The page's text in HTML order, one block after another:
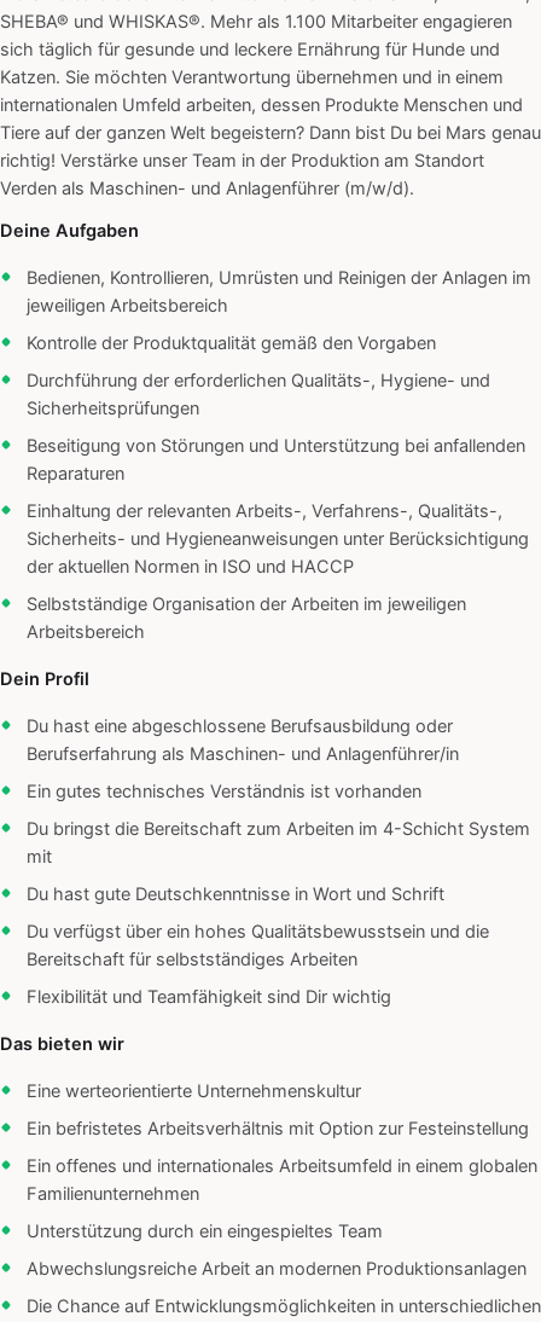
SHEBA® und WHISKAS®. Mehr als 1.100 Mitarbeiter engagieren
sich täglich für gesunde und leckere Ernährung für Hunde und
Katzen. Sie möchten Verantwortung übernehmen und in einem
internationalen Umfeld arbeiten, dessen Produkte Menschen und
Tiere auf der ganzen Welt begeistern? Dann bist Du bei Mars genau
richtig! Verstärke unser Team in der Produktion am Standort
Verden als Maschinen- und Anlagenführer (m/w/d).
Deine Aufgaben
Bedienen, Kontrollieren, Umrüsten und Reinigen der Anlagen im
jeweiligen Arbeitsbereich
Kontrolle der Produktqualität gemäß den Vorgaben
Durchführung der erforderlichen Qualitäts-, Hygiene- und
Sicherheitsprüfungen
Beseitigung von Störungen und Unterstützung bei anfallenden
Reparaturen
Einhaltung der relevanten Arbeits-, Verfahrens-, Qualitäts-,
Sicherheits- und Hygieneanweisungen unter Berücksichtigung
der aktuellen Normen in ISO und HACCP
Selbstständige Organisation der Arbeiten im jeweiligen
Arbeitsbereich
Dein Profil
Du hast eine abgeschlossene Berufsausbildung oder
Berufserfahrung als Maschinen- und Anlagenführer/in
Ein gutes technisches Verständnis ist vorhanden
Du bringst die Bereitschaft zum Arbeiten im 4-Schicht System
mit
Du hast gute Deutschkenntnisse in Wort und Schrift
Du verfügst über ein hohes Qualitätsbewusstsein und die
Bereitschaft für selbstständiges Arbeiten
Flexibilität und Teamfähigkeit sind Dir wichtig
Das bieten wir
Eine werteorientierte Unternehmenskultur
Ein befristetes Arbeitsverhältnis mit Option zur Festeinstellung
Ein offenes und internationales Arbeitsumfeld in einem globalen
Familienunternehmen
Unterstützung durch ein eingespieltes Team
Abwechslungsreiche Arbeit an modernen Produktionsanlagen
Die Chance auf Entwicklungsmöglichkeiten in unterschiedlichen